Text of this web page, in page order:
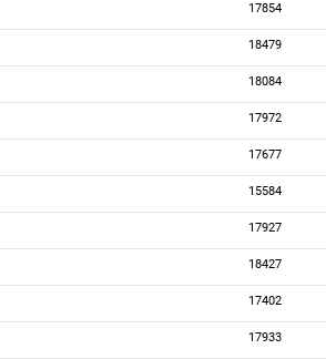
17854
18479
18084
17972
17677
15584
17927
18427
17402
17933